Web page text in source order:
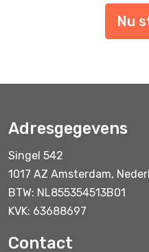
Nu
Adresgegevens
Singel 542
1017 AZ Amsterdam,
BTW: NL855354513B01
KVK: 63688697
Contact